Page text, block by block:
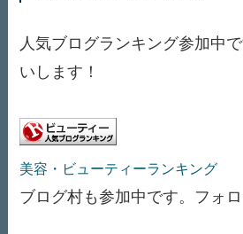
人気ブログランキング参加中
いします！
美容・ビューティーランキング
ブログ村も参加中です。フォ